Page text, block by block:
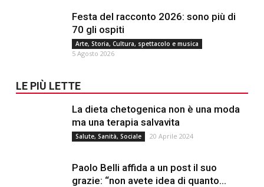
Festa del racconto 2026: sono più di
70 gli ospiti
Arte, Storia, Cultura, spettacolo e musica
5 Agosto 2026
LE PIÙ LETTE
La dieta chetogenica non è una moda
ma una terapia salvavita
Salute, Sanità, Sociale 20 Aprile 2024
Paolo Belli affida a un post il suo
grazie: “non avete idea di quanto...